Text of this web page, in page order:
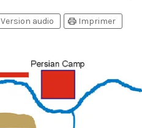
Version audio print Imprimer